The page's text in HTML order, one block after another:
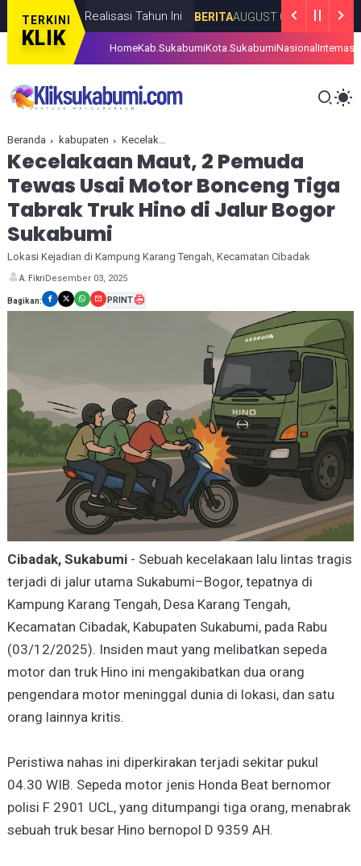
TERKINI
KLIK
Realisasi Tahun Ini BERITA AUGUST 07, 2026 Lahan
HomeKab.SukabumiKota.SukabumiNasional
Beranda kabupaten Kecelakaan Maut, 2 Pemuda Tewas Usai Motor Bonceng Tiga Tabrak Truk Hino di Jalur Bogor Sukabumi
Kecelakaan Maut, 2 Pemuda
Tewas Usai Motor Bonceng Tiga
Tabrak Truk Hino di Jalur Bogor
Sukabumi
Lokasi Kejadian di Kampung Karang Tengah, Kecamatan Cibadak
A. FikriDesember 03, 2025
Bagikan: PRINT
Cibadak, Sukabumi- Sebuah kecelakaan lalu lintas tragis
terjadi di jalur utama Sukabumi–Bogor, tepatnya di
Kampung Karang Tengah, Desa Karang Tengah,
Kecamatan Cibadak, Kabupaten Sukabumi, pada Rabu
(03/12/2025). Insiden maut yang melibatkan sepeda
motor dan truk Hino ini mengakibatkan dua orang
pengendara motor meninggal dunia di lokasi, dan satu
orang lainnya kritis.
Peristiwa nahas ini diperkirakan terjadi sekitar pukul
04.30 WIB. Sepeda motor jenis Honda Beat bernomor
polisi F 2901 UCL, yang ditumpangi tiga orang, menabrak
sebuah truk besar Hino bernopol D 9359 AH.